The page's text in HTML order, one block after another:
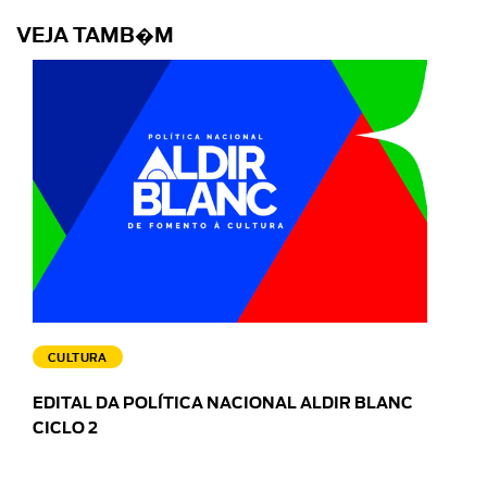
VEJA TAMB�M
CULTURA
EDITAL DA POLÍTICA NACIONAL ALDIR BLANC
CICLO 2